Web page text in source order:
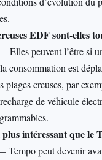
EDF sont-elles
Elles peuvent l’être si
consommation est
plages creuses, par
de véhicule
intéressant que le
Tempo peut devenir